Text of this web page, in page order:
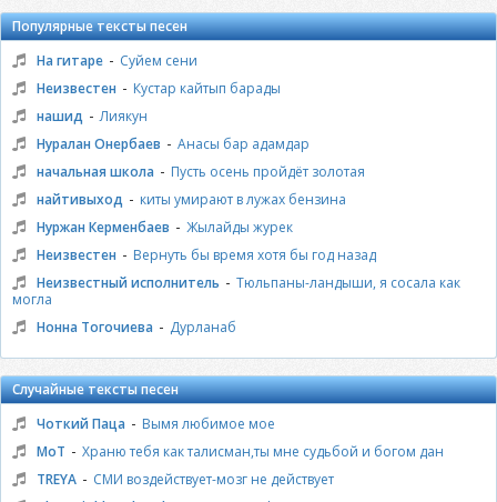
Популярные тексты песен
На гитаре - Суйем сени
Неизвестен - Кустар кайтып барады
нашид - Лиякун
Нуралан Онербаев - Анасы бар адамдар
начальная школа - Пусть осень пройдёт золотая
найтивыход - киты умирают в лужах бензина
Нуржан Керменбаев - Жылайды журек
Неизвестен - Вернуть бы время хотя бы год назад
Неизвестный исполнитель - Тюльпаны-ландыши, я сосала как
могла
Нонна Тогочиева - Дурланаб
Случайные тексты песен
Чоткий Паца - Вымя любимое мое
МоТ - Храню тебя как талисман,ты мне судьбой и богом дан
TREYA - СМИ воздействует-мозг не действует